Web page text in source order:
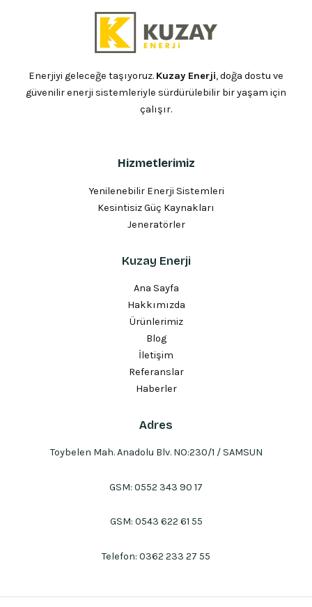
Enerjiyi geleceğe taşıyoruz. Kuzay Enerji, doğa dostu ve
güvenilir enerji sistemleriyle sürdürülebilir bir yaşam için
çalışır.
Hizmetlerimiz
Yenilenebilir Enerji Sistemleri
Kesintisiz Güç Kaynakları
Jeneratörler
Kuzay Enerji
Ana Sayfa
Hakkımızda
Ürünlerimiz
Blog
İletişim
Referanslar
Haberler
Adres
Toybelen Mah. Anadolu Blv. NO:230/1 / SAMSUN
GSM: 0552 343 90 17
GSM: 0543 622 61 55
Telefon: 0362 233 27 55